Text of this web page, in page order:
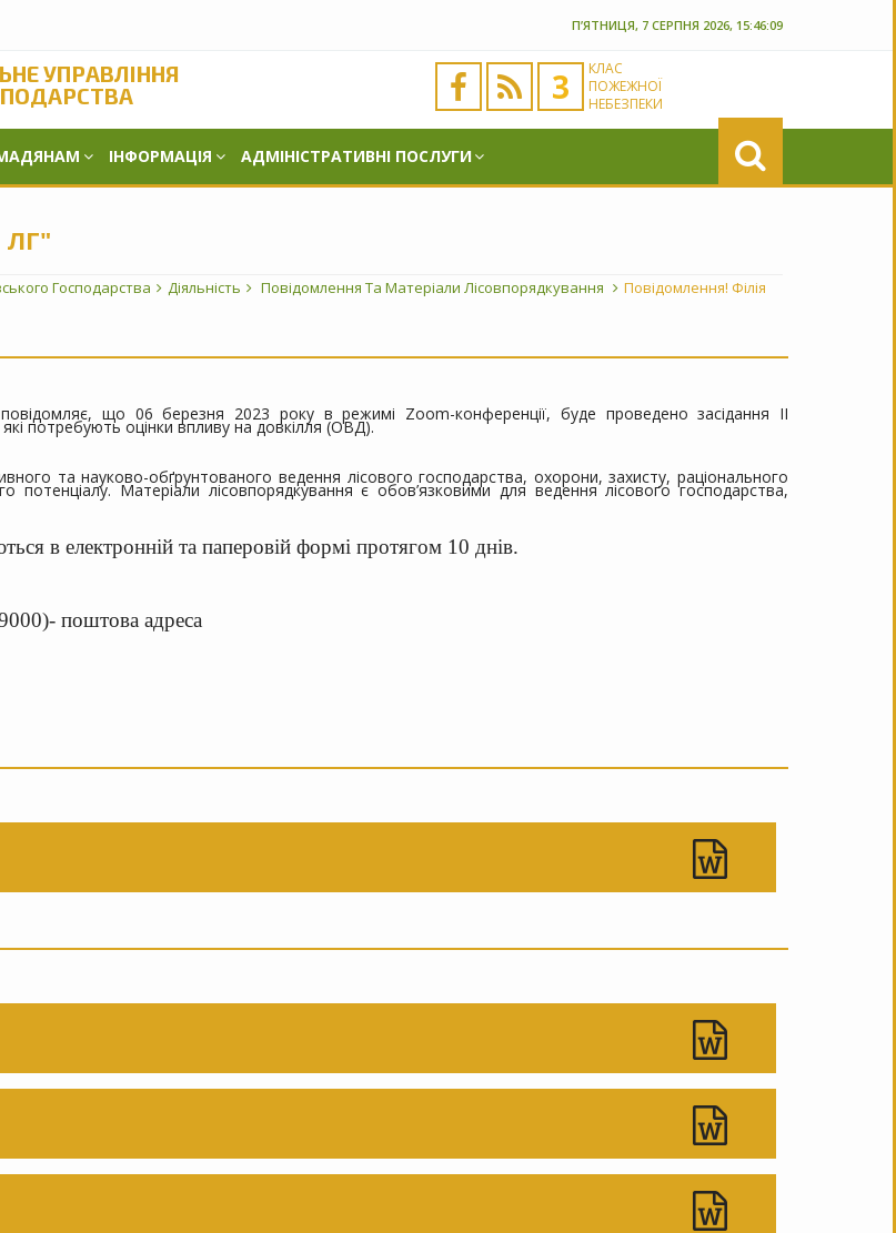
П’ЯТНИЦЯ, 7 СЕРПНЯ 2026, 15:46:10
УПРАВЛІННЯ
3
КЛАС
ПОЖЕЖНОЇ
НЕБЕЗПЕКИ
ІНФОРМАЦІЯ АДМІНІСТРАТИВНІ ПОСЛУГИ
ЛГ"
Господарства Діяльність Повідомлення Та Матеріали Лісовпорядкування
Повідомлення! Філія
повідомляє, що 06 березня 2023 року в режимі Zoom-конференції, буде проведено засідання II
потребують оцінки впливу на довкілля(ОВД).
та науково-обґрунтованого ведення лісового господарства, охорони, захисту, раціонального
потенціалу. Матеріали лісовпорядкування є обов’язковими для ведення лісового господарства,
в електронній та паперовій формі протягом 10 днів.
поштова адреса